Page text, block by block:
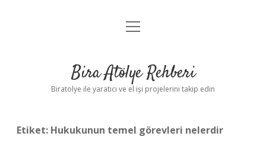
Anasayfa
Yasal Uyarı
menüyü
Bira Atölye Rehberi
Biratolye ile yaratıcı ve el işi projelerini takip edin
Etiket: Hukukunun temel görevleri nelerdir